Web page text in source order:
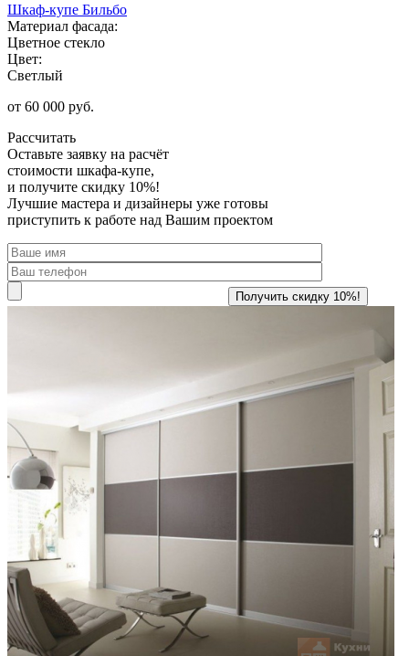
Шкаф-купе Бильбо
Материал фасада:
Цветное стекло
Цвет:
Светлый
от 60 000 руб.
Рассчитать
Оставьте заявку на расчёт
стоимости шкафа-купе,
и получите скидку 10%!
Лучшие мастера и дизайнеры уже готовы
приступить к работе над Вашим проектом